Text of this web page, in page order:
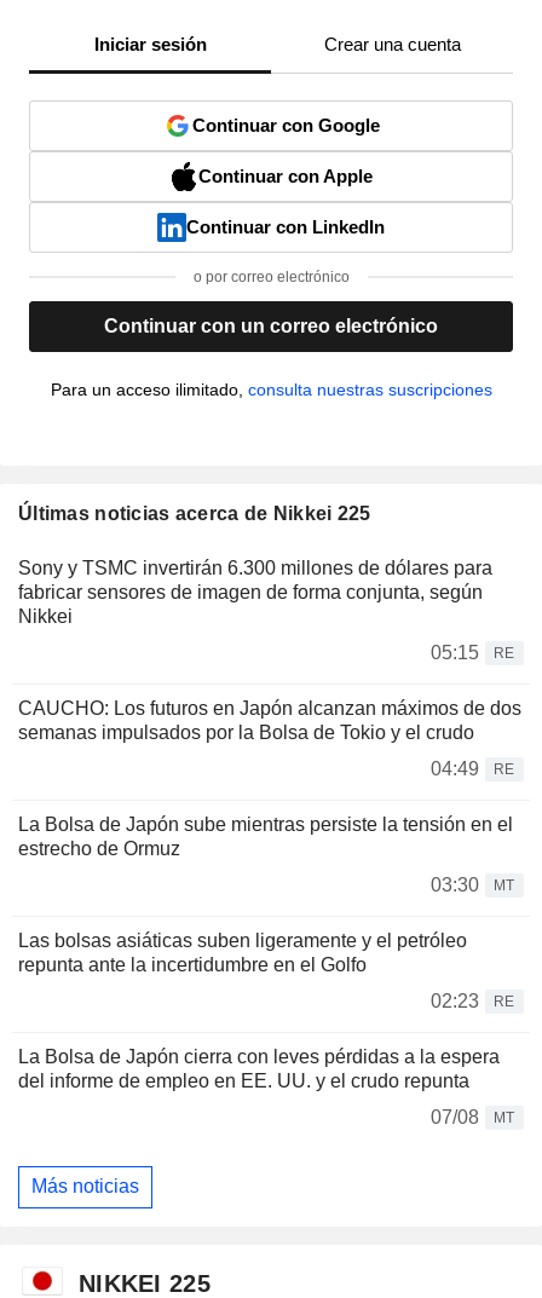
Iniciar sesión Crear una cuenta
Continuar con Google
Continuar con Apple
Continuar con LinkedIn
o por correo electrónico
Continuar con un correo electrónico
Para un acceso ilimitado, consulta nuestras suscripciones
Últimas noticias acerca de Nikkei 225
Sony y TSMC invertirán 6.300 millones de dólares para
fabricar sensores de imagen de forma conjunta, según
Nikkei
05:15
RE
CAUCHO: Los futuros en Japón alcanzan máximos de dos
semanas impulsados por la Bolsa de Tokio y el crudo
04:49
RE
La Bolsa de Japón sube mientras persiste la tensión en el
estrecho de Ormuz
03:30
MT
Las bolsas asiáticas suben ligeramente y el petróleo
repunta ante la incertidumbre en el Golfo
02:23
RE
La Bolsa de Japón cierra con leves pérdidas a la espera
del informe de empleo en EE. UU. y el crudo repunta
07/08
MT
Más noticias
NIKKEI 225